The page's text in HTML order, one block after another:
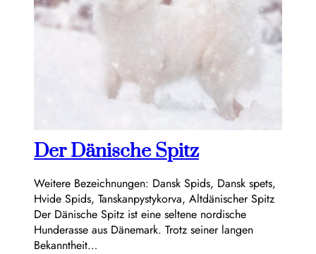
Der Dänische Spitz
Weitere Bezeichnungen: Dansk Spids, Dansk spets,
Hvide Spids, Tanskanpystykorva, Altdänischer Spitz
Der Dänische Spitz ist eine seltene nordische
Hunderasse aus Dänemark. Trotz seiner langen
Bekanntheit…